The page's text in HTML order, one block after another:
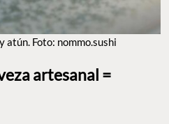
atún. Foto: nommo.sushi
artesanal =